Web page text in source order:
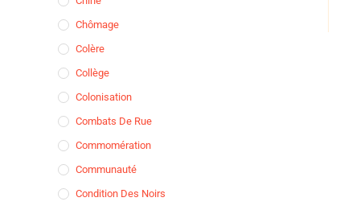
Chômage
Colère
Collège
Colonisation
Combats De Rue
Commomération
Communauté
Condition Des Noirs